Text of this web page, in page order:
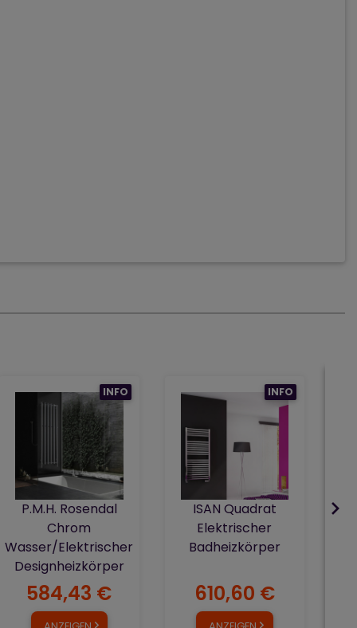
INFO
P.M.H. Rosendal
Chrom
Wasser/Elektrischer
Designheizkörper
584,43 €
INFO
ISAN Quadrat
Elektrischer
Badheizkörper
610,60 €